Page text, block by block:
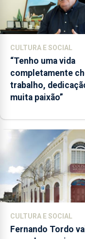
CULTURA E SOCIAL
“Tenho uma vida
completamente
trabalho,
muita paixão”
CULTURA E SOCIAL
Fernando Tordo